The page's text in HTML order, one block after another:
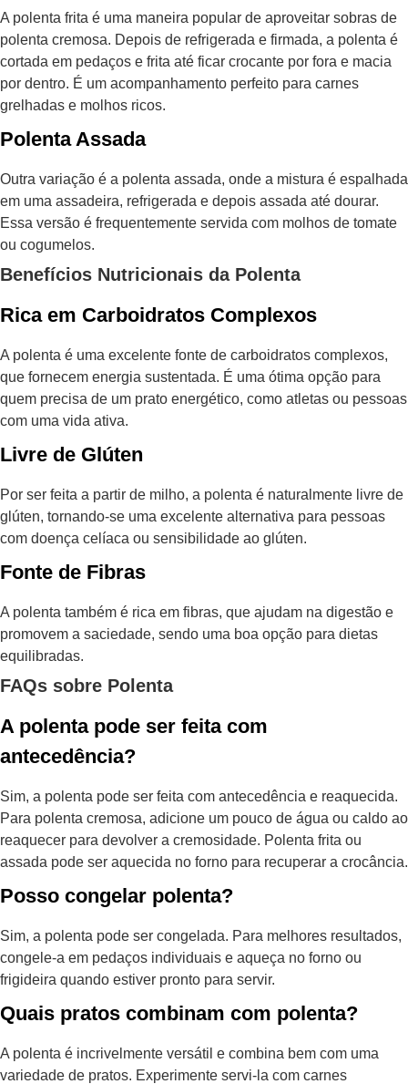
A polenta frita é uma maneira popular de aproveitar sobras de
polenta cremosa. Depois de refrigerada e firmada, a polenta é
cortada em pedaços e frita até ficar crocante por fora e macia
por dentro. É um acompanhamento perfeito para carnes
grelhadas e molhos ricos.
Polenta Assada
Outra variação é a polenta assada, onde a mistura é espalhada
em uma assadeira, refrigerada e depois assada até dourar.
Essa versão é frequentemente servida com molhos de tomate
ou cogumelos.
Benefícios Nutricionais da Polenta
Rica em Carboidratos Complexos
A polenta é uma excelente fonte de carboidratos complexos,
que fornecem energia sustentada. É uma ótima opção para
quem precisa de um prato energético, como atletas ou pessoas
com uma vida ativa.
Livre de Glúten
Por ser feita a partir de milho, a polenta é naturalmente livre de
glúten, tornando-se uma excelente alternativa para pessoas
com doença celíaca ou sensibilidade ao glúten.
Fonte de Fibras
A polenta também é rica em fibras, que ajudam na digestão e
promovem a saciedade, sendo uma boa opção para dietas
equilibradas.
FAQs sobre Polenta
A polenta pode ser feita com
antecedência?
Sim, a polenta pode ser feita com antecedência e reaquecida.
Para polenta cremosa, adicione um pouco de água ou caldo ao
reaquecer para devolver a cremosidade. Polenta frita ou
assada pode ser aquecida no forno para recuperar a crocância.
Posso congelar polenta?
Sim, a polenta pode ser congelada. Para melhores resultados,
congele-a em pedaços individuais e aqueça no forno ou
frigideira quando estiver pronto para servir.
Quais pratos combinam com polenta?
A polenta é incrivelmente versátil e combina bem com uma
variedade de pratos. Experimente servi-la com carnes